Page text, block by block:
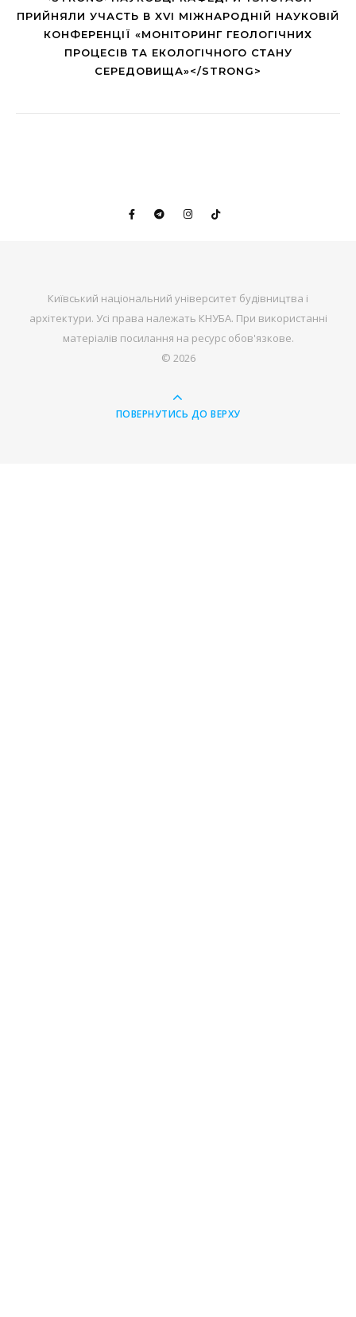
ПРИЙНЯЛИ УЧАСТЬ В XVI МІЖНАРОДНІЙ НАУКОВІЙ
КОНФЕРЕНЦІЇ «МОНІТОРИНГ ГЕОЛОГІЧНИХ
ПРОЦЕСІВ ТА ЕКОЛОГІЧНОГО СТАНУ
СЕРЕДОВИЩА»</STRONG>
Київський національний університет будівництва і
архітектури. Усі права належать КНУБА. При використанні
матеріалів посилання на ресурс обов'язкове.
© 2026
ПОВЕРНУТИСЬ ДО ВЕРХУ